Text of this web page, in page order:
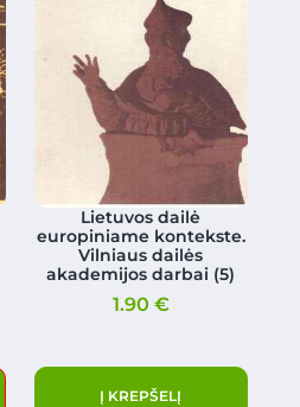
Lietuvos dailė
europiniame kontekste.
Vilniaus dailės
akademijos darbai (5)
1.90 €
Į KREPŠELĮ